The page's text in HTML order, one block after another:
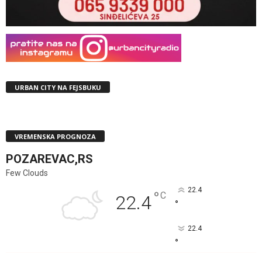
URBAN CITY NA FEJSBUKU
VREMENSKA PROGNOZA
POZAREVAC,RS
Few Clouds
22.4°C 22.4
°
22.4
°